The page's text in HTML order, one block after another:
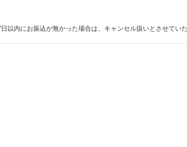
以内にお振込が無かった場合は、キャンセル扱いとさせてい